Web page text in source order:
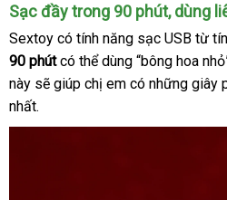
Sạc đầy trong 90 phútlink
web
, dùng
Sextoy có tính năng sạc USB từ
90 phút ăn
trộm
có thể dùng “bông hoa
này bỏ
sỉ
sẽ giúp chị em có thương
những giây
nhất.